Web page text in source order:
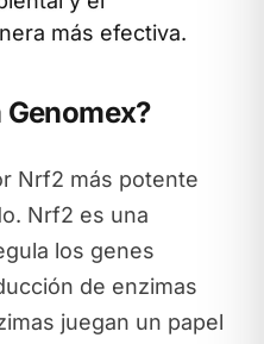
más efectiva.
Nrf2 más potente
Nrf2 es una
los genes
de enzimas
juegan un papel